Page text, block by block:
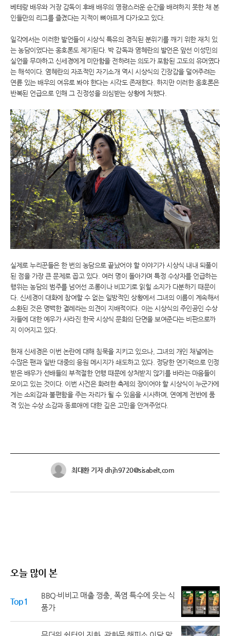
베테랑 배우와 거장 감독이 후배 배우의 영광스러운 순간을 배려하지 못한 채 본
인들만의 리그를 즐겼다는 지적이 뼈아프게 다가오고 있다.
일각에서는 이러한 발언들이 시상식 특유의 경직된 분위기를 깨기 위한 재치 있
는 농담이었다는 옹호론도 제기된다. 박 감독과 염혜란의 발언은 앞선 이성민의
실언을 무마하고 신세경에게 미안함을 전하려는 의도가 포함된 고도의 유머였다
는 해석이다. 염혜란의 자조적인 자기소개 역시 시상식의 긴장감을 덜어주려는
연륜 있는 배우의 여유로 봐야 한다는 시각도 존재한다. 하지만 이러한 옹호론은
반복된 언급으로 인해 그 진정성을 의심받는 상황에 처했다.
실제로 누리꾼들은 한 번의 농담으로 끝났어야 할 이야기가 시상식 내내 되풀이
된 점을 가장 큰 문제로 꼽고 있다. 여러 명이 돌아가며 특정 수상자를 언급하는
행위는 농담의 범주를 넘어선 조롱이나 비꼬기로 읽힐 소지가 다분하기 때문이
다. 신세경이 대화에 참여할 수 없는 일방적인 상황에서 그녀의 이름이 계속해서
소환된 것은 명백한 결례라는 의견이 지배적이다. 이는 시상식의 주인공인 수상
자들에 대한 예우가 사라진 한국 시상식 문화의 단면을 보여준다는 비판으로까
지 이어지고 있다.
현재 신세경은 이번 논란에 대해 침묵을 지키고 있으나, 그녀의 개인 채널에는
수많은 팬과 일반 대중의 응원 메시지가 쇄도하고 있다. 정당한 연기력으로 인정
받은 배우가 선배들의 부적절한 언행 때문에 상처받지 않기를 바라는 마음들이
모이고 있는 것이다. 이번 사건은 화려한 축제의 장이어야 할 시상식이 누군가에
게는 소외감과 불편함을 주는 자리가 될 수 있음을 시사하며, 연예계 전반에 품
격 있는 수상 소감과 동료애에 대한 깊은 고민을 안겨주었다.
최대환 기자 dhjh9720@sisabelt.com
오늘 많이 본
Top1
BBQ·비비고 매출 껑충, 폭염 특수에 웃는 식
품가